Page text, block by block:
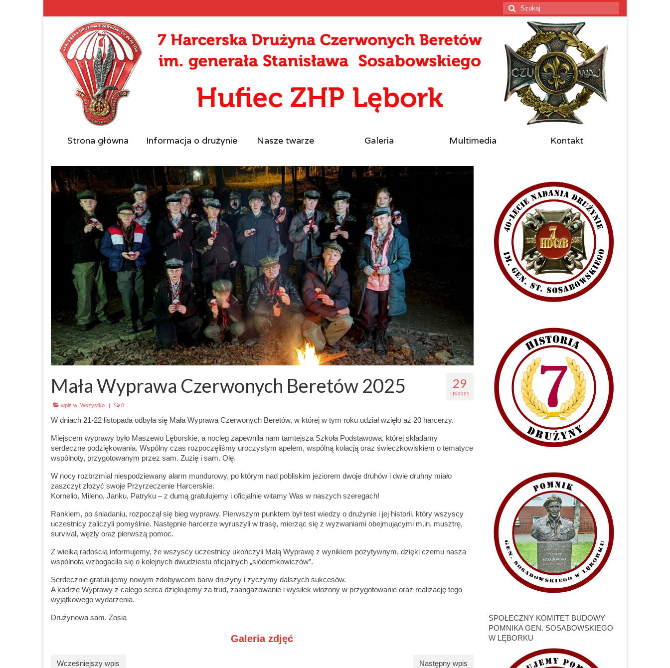
Szuklaj
w:
Strona główna Informacja o drużynie Nasze twarze Galeria Multimedia Kontakt
29
LIS 2025
Mała Wyprawa Czerwonych Beretów 2025
wpis w: Wszystko | 0
W dniach 21-22 listopada odbyła się Mała Wyprawa Czerwonych Beretów, w której w tym roku udział wzięło aż 20 harcerzy.
Miejscem wyprawy było Maszewo Lęborskie, a nocleg zapewniła nam tamtejsza Szkoła Podstawowa, której składamy
serdeczne podziękowania. Wspólny czas rozpoczęliśmy uroczystym apelem, wspólną kolacją oraz świeczkowiskiem o tematyce
wspólnoty, przygotowanym przez sam. Zuzię i sam. Olę.
W nocy rozbrzmiał niespodziewany alarm mundurowy, po którym nad pobliskim jeziorem dwoje druhów i dwie druhny miało
zaszczyt złożyć swoje Przyrzeczenie Harcerskie.
Kornelio, Mileno, Janku, Patryku – z dumą gratulujemy i oficjalnie witamy Was w naszych szeregach!
Rankiem, po śniadaniu, rozpoczął się bieg wyprawy. Pierwszym punktem był test wiedzy o drużynie i jej historii, który wszyscy
uczestnicy zaliczyli pomyślnie. Następnie harcerze wyruszyli w trasę, mierząc się z wyzwaniami obejmującymi m.in. musztrę,
survival, węzły oraz pierwszą pomoc.
Z wielką radością informujemy, że wszyscy uczestnicy ukończyli Małą Wyprawę z wynikiem pozytywnym, dzięki czemu nasza
wspólnota wzbogaciła się o kolejnych dwudziestu oficjalnych „siódemkowiczów”.
Serdecznie gratulujemy nowym zdobywcom barw drużyny i życzymy dalszych sukcesów.
A kadrze Wyprawy z całego serca dziękujemy za trud, zaangażowanie i wysiłek włożony w przygotowanie oraz realizację tego
wyjątkowego wydarzenia.
Drużynowa sam. Zosia
Galeria zdjęć
Wcześniejszy wpis Następny wpis
SPOŁECZNY KOMITET BUDOWY
POMNIKA GEN. SOSABOWSKIEGO
W LĘBORKU